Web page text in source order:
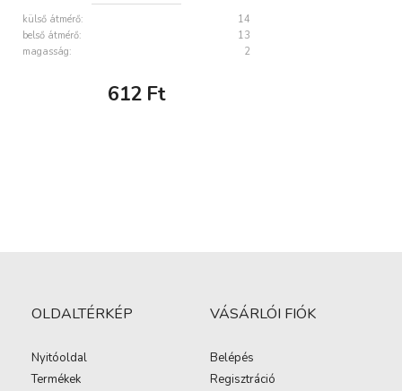
külső átmérő:
14
belső átmérő:
13
magasság:
2
612Ft
OLDALTÉRKÉP
Nyitóoldal
Termékek
VÁSÁRLÓI FIÓK
Belépés
Regisztráció